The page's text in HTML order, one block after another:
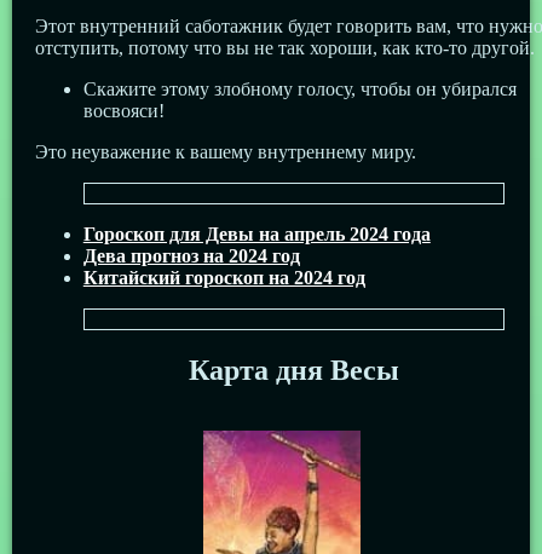
Этот внутренний саботажник будет говорить вам, что нужно
отступить, потому что вы не так хороши, как кто-то другой.
Скажите этому злобному голосу, чтобы он убирался
восвояси!
Это неуважение к вашему внутреннему миру.
Гороскоп для Девы на апрель 2024 года
Дева прогноз на 2024 год
Китайский гороскоп на 2024 год
Карта дня Весы